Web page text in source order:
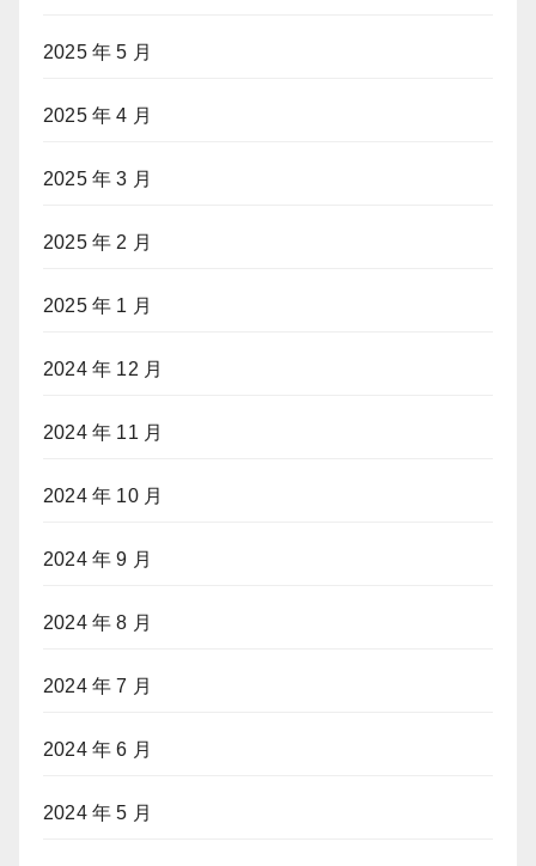
2025 年 5 月
2025 年 4 月
2025 年 3 月
2025 年 2 月
2025 年 1 月
2024 年 12 月
2024 年 11 月
2024 年 10 月
2024 年 9 月
2024 年 8 月
2024 年 7 月
2024 年 6 月
2024 年 5 月